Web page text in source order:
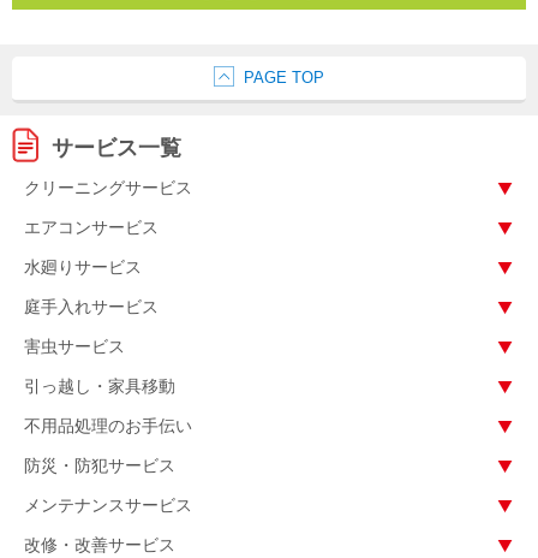
PAGE TOP
サービス一覧
クリーニングサービス
エアコンサービス
水廻りサービス
庭手入れサービス
害虫サービス
引っ越し・家具移動
不用品処理のお手伝い
防災・防犯サービス
メンテナンスサービス
改修・改善サービス